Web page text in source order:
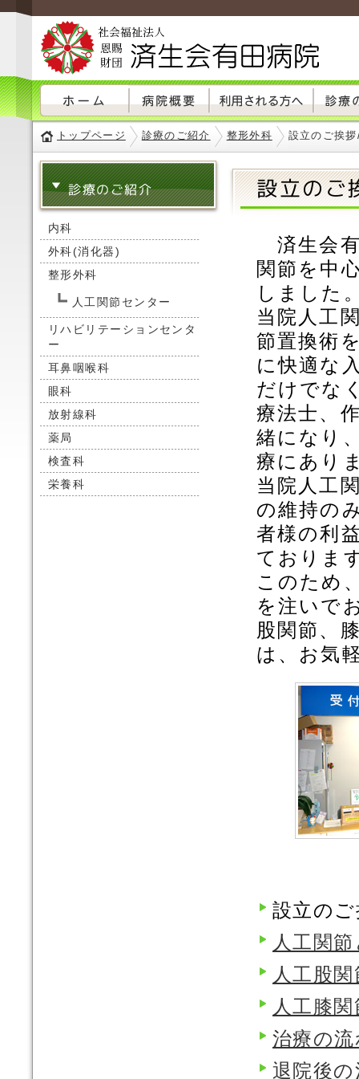
トップページ 診療のご紹介 整形外科 設立のご挨
設立のご
済生会
関節を中
しました
当院人工
節置換術
に快適な
だけでな
療法士、
緒になり
療にあり
当院人工
の維持の
者様の利
ておりま
このため
を注いで
股関節、
は、お気
設立の
人工関
人工股
人工膝
治療の
退院後
診療のご紹介
内科
外科(消化器)
整形外科
人工関節センター
リハビリテーションセンタ
ー
耳鼻咽喉科
眼科
放射線科
薬局
検査科
栄養科